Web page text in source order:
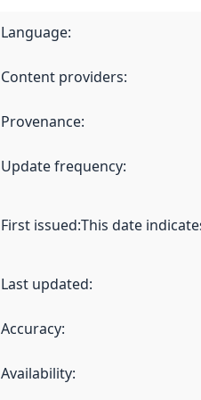
Language:
Content providers:
Provenance:
Update frequency:
First issued:This date
Last updated:
Accuracy:
Availability: